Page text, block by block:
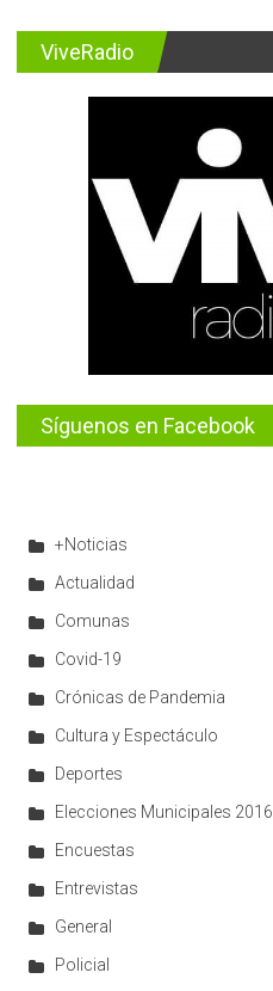
ViveRadio
Síguenos en Facebook
+Noticias
Actualidad
Comunas
Covid-19
Crónicas de Pandemia
Cultura y Espectáculo
Deportes
Elecciones Municipales 2016
Encuestas
Entrevistas
General
Policial